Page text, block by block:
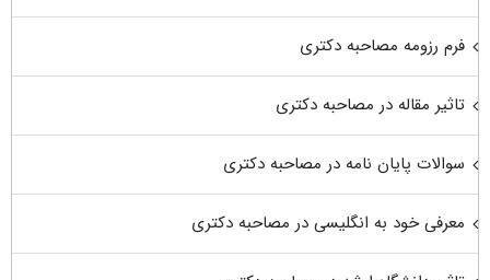
فرم رزومه مصاحبه دکتری
تاثیر مقاله در مصاحبه دکتری
سوالات پایان نامه در مصاحبه دکتری
معرفی خود به انگلیسی در مصاحبه دکتری